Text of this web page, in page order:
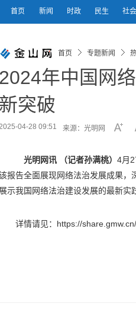
首页 新闻 时政 民生 社会
首页 专题新闻
2024年中国网
新突破
04-28 09:51 来源：光明网
光明网讯 （记者孙满桃） 4月
报告全面展现网络法治发展成果，
展示我国网络法治建设发展的最新实
详情请见：https://